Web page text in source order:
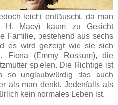
leicht enttäuscht, da man
H. Macy) kaum zu Gesicht
Familie, bestehend aus sechs
es wird gezeigt wie sie sich
Fiona (Emmy Rossum), die
spielen. Die Richtige ist
so unglaubwürdig das auch
als man denkt. Jedenfalls als
kein normales Leben ist.